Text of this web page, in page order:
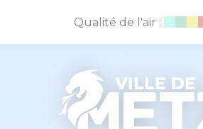
Qualité de l'air :